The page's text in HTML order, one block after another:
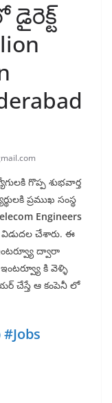
గొప్ప శుభవార్త
ప్రముఖ సంస్థ
Engineers
విడుదల చేశారు. ఈ
ద్వారా
కి వెళ్ళి
చేస్తే ఆ కంపెనీ లో